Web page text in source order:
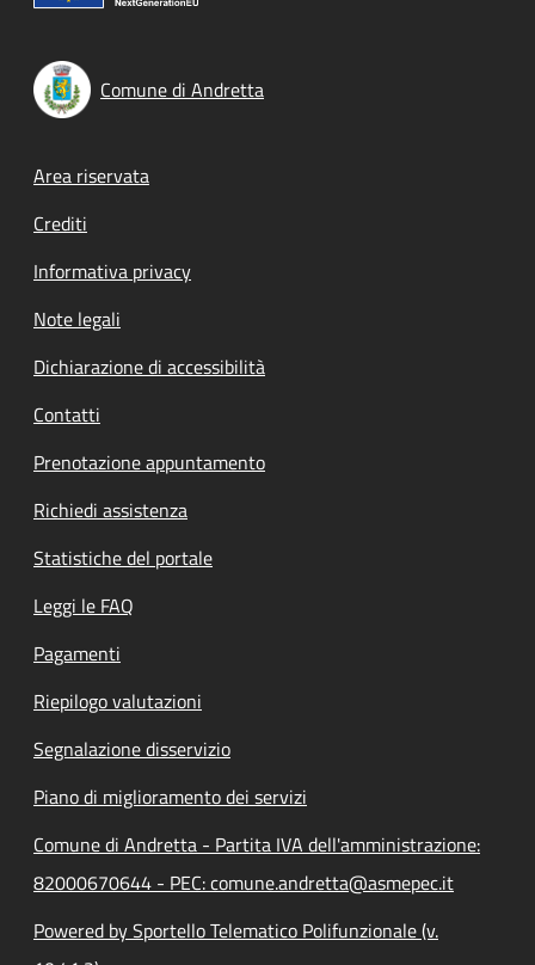
Comune di Andretta
Footer menu
Area riservata
Crediti
Informativa privacy
Note legali
Dichiarazione di accessibilità
Contatti
Prenotazione appuntamento
Richiedi assistenza
Statistiche del portale
Leggi le FAQ
Pagamenti
Riepilogo valutazioni
Segnalazione disservizio
Piano di miglioramento dei servizi
Comune di Andretta - Partita IVA dell'amministrazione:
82000670644 - PEC: comune.andretta@asmepec.it
Powered by Sportello Telematico Polifunzionale (v.